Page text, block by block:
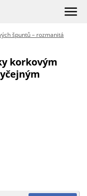
špuntů – rozmanitá
korkovým